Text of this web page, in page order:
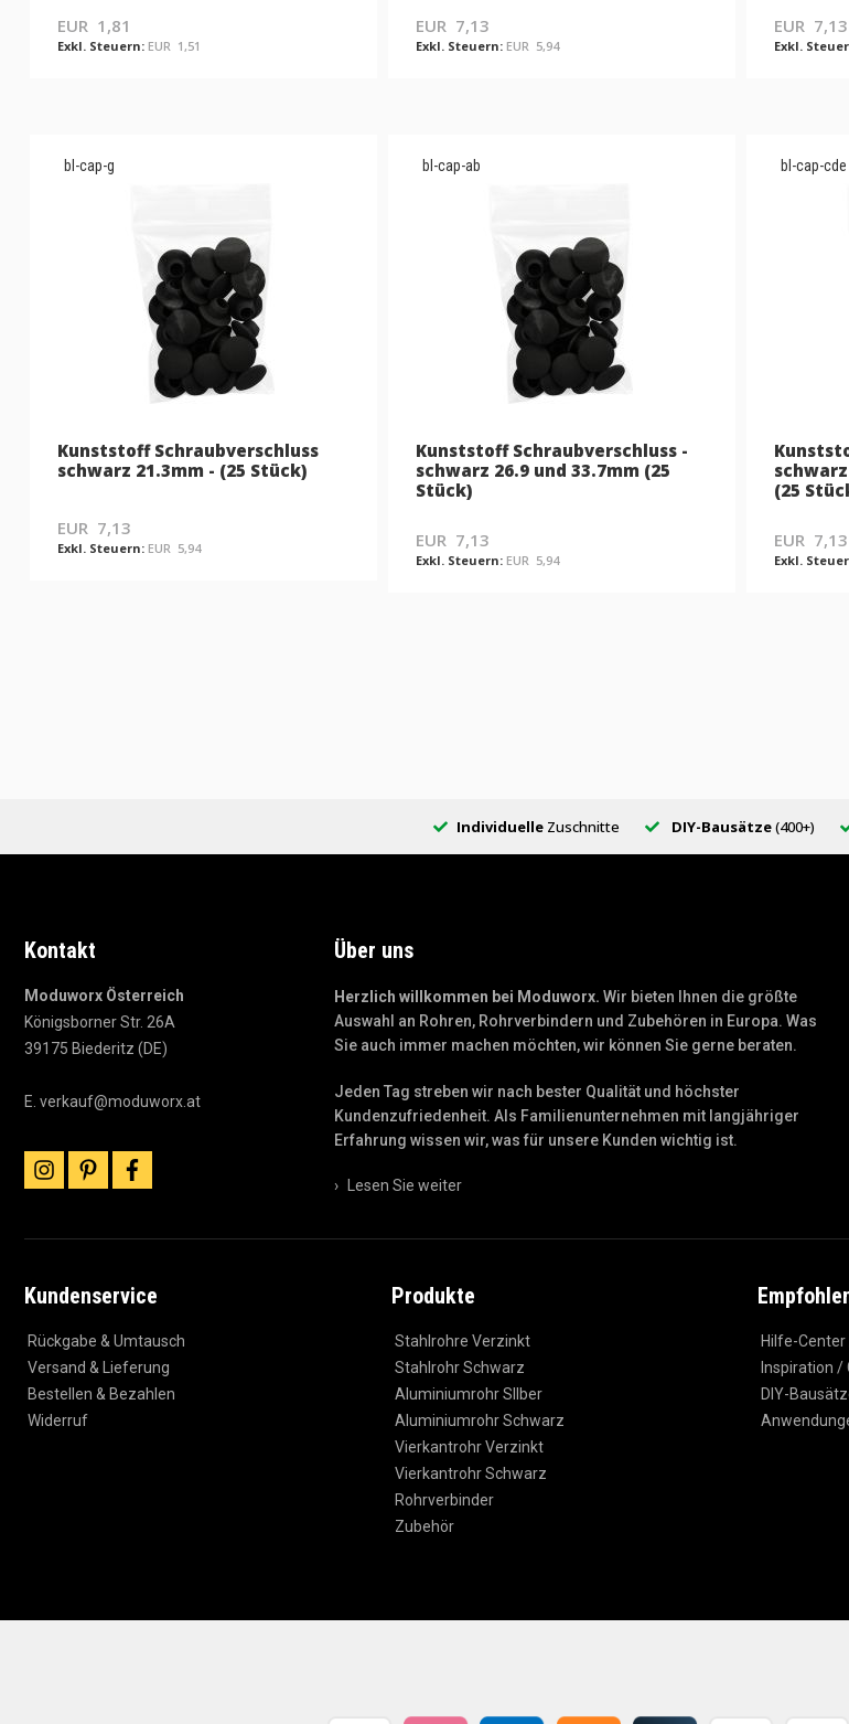
EUR 1,81
EUR 1,51
EUR 7,13
EUR 5,94
EUR 7,13
bl-cap-g
Kunststoff Schraubverschluss
schwarz 21.3mm - (25 Stück)
EUR 7,13
EUR 5,94
bl-cap-ab
Kunststoff Schraubverschluss -
schwarz 26.9 und 33.7mm (25
Stück)
EUR 7,13
EUR 5,94
bl-cap-cde
(25
EUR 7,13
IndividuelleZuschnitte DIY-Bausätze(400+)
Kontakt
Moduworx Österreich
Königsborner Str. 26A
39175 Biederitz (DE)
E. verkauf@moduworx.at
instagram
pinterestfacebook
Über uns
Herzlich willkommen bei Moduworx. Wir bieten Ihnen die größte
Auswahl an Rohren, Rohrverbindern und Zubehören in Europa. Was
Sie auch immer machen möchten, wir können Sie gerne beraten.
Jeden Tag streben wir nach bester Qualität und höchster
Kundenzufriedenheit. Als Familienunternehmen mit langjähriger
Erfahrung wissen wir, was für unsere Kunden wichtig ist.
› Lesen Sie weiter
Kundenservice
Rückgabe & Umtausch
Versand & Lieferung
Bestellen & Bezahlen
Widerruf
Produkte
Stahlrohre Verzinkt
Stahlrohr Schwarz
Aluminiumrohr SIlber
Aluminiumrohr Schwarz
Vierkantrohr Verzinkt
Vierkantrohr Schwarz
Rohrverbinder
Zubehör
Hilfe-Center
Inspiration /
DIY-